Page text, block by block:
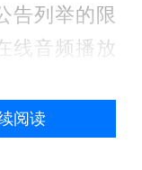
告列举的限
线音频播放
在线音频播
阅读